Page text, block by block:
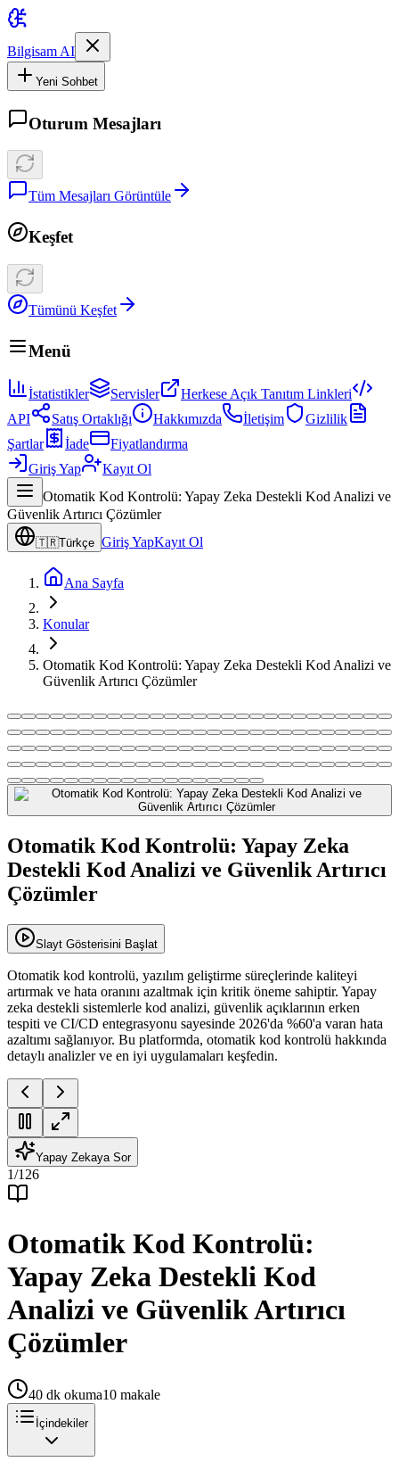
Bilgisam AI
Yeni Sohbet
Oturum Mesajları
Tüm Mesajları Görüntüle
Keşfet
Tümünü Keşfet
Menü
İstatistikler Servisler
Herkese Açık Tanıtım Linkleri
API
Satış Ortaklığı Hakkımızda İletişim
Gizlilik
Şartlar
İade
Fiyatlandırma
Giriş Yap
Kayıt Ol
Otomatik Kod Kontrolü: Yapay Zeka Destekli Kod Analizi ve
Güvenlik Artırıcı Çözümler
🇹🇷Türkçe Giriş YapKayıt Ol
Ana Sayfa
Konular
Otomatik Kod Kontrolü: Yapay Zeka Destekli Kod Analizi ve
Güvenlik Artırıcı Çözümler
Otomatik Kod Kontrolü: Yapay Zeka
Destekli Kod Analizi ve Güvenlik Artırıcı
Çözümler
Slayt Gösterisini Başlat
Otomatik kod kontrolü, yazılım geliştirme süreçlerinde kaliteyi
artırmak ve hata oranını azaltmak için kritik öneme sahiptir. Yapay
zeka destekli sistemlerle kod analizi, güvenlik açıklarının erken
tespiti ve CI/CD entegrasyonu sayesinde 2026'da %60'a varan hata
azaltımı sağlanıyor. Bu platformda, otomatik kod kontrolü hakkında
detaylı analizler ve en iyi uygulamaları keşfedin.
Yapay Zekaya Sor
1/126
Otomatik Kod Kontrolü:
Yapay Zeka Destekli Kod
Analizi ve Güvenlik Artırıcı
Çözümler
40 dk okuma10 makale
İçindekiler